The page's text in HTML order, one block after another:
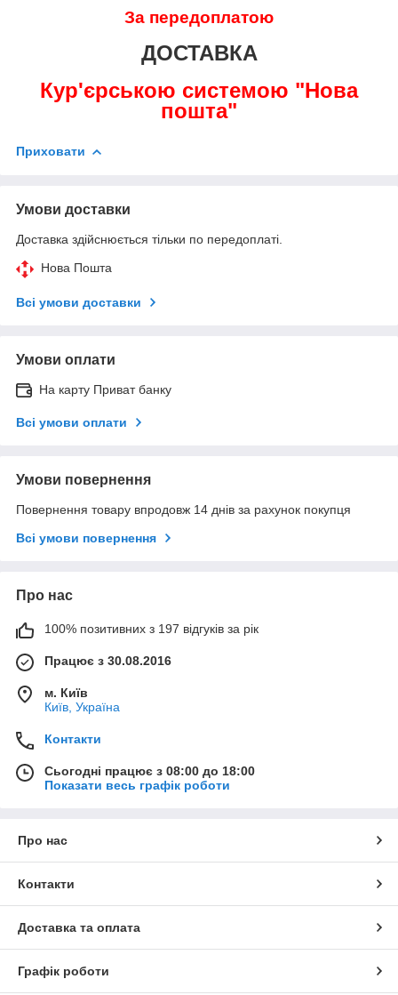
За передоплатою
ДОСТАВКА
Кур'єрською системою "Нова
пошта"
Приховати
Умови доставки
Доставка здійснюється тільки по передоплаті.
Нова Пошта
Всі умови доставки
Умови оплати
На карту Приват банку
Всі умови оплати
Умови повернення
Повернення товару впродовж 14 днів за рахунок покупця
Всі умови повернення
Про нас
100% позитивних з 197 відгуків за рік
Працює з 30.08.2016
м. Київ
Київ, Україна
Контакти
Сьогодні працює з 08:00 до 18:00
Показати весь графік роботи
Про нас
Контакти
Доставка та оплата
Графік роботи